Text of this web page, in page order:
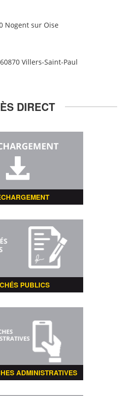
Nogent sur Oise
Villers-Saint-Paul
DIRECT
PUBLICS
ADMINISTRATIVES